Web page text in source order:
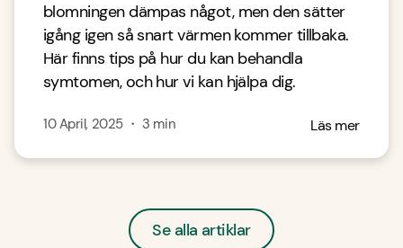
blomningen dämpas något, men den sätter
igång igen så snart värmen kommer tillbaka.
Här finns tips på hur du kan behandla
symtomen, och hur vi kan hjälpa dig.
10 April, 2025・ 3 min Läs mer
Se alla artiklar